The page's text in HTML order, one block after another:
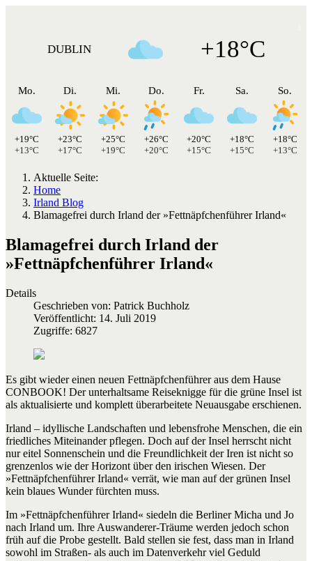
DUBLIN +18°C
Mo.
+19°C
+13°C
Di.
+23°C
+17°C
Mi.
+25°C
+19°C
Do.
+26°C
+20°C
Fr.
+20°C
+15°C
Sa.
+18°C
+15°C
So.
+18°C
+13°C
Aktuelle Seite:
Home
Irland Blog
Blamagefrei durch Irland der »Fettnäpfchenführer Irland«
Blamagefrei durch Irland der
»Fettnäpfchenführer Irland«
Details
Geschrieben von: Patrick Buchholz
Veröffentlicht: 14. Juli 2019
Zugriffe: 6827
Es gibt wieder einen neuen Fettnäpfchenführer aus dem Hause
CONBOOK! Der unterhaltsame Reiseknigge für die grüne Insel ist
als aktualisierte und komplett überarbeitete Neuausgabe erschienen.
Irland – idyllische Landschaften und lebensfrohe Menschen, die ein
friedliches Miteinander pflegen. Doch auf der Insel herrscht nicht
nur eitel Sonnenschein und die Freundlichkeit der Iren ist nicht so
grenzenlos wie der Horizont über den irischen Wiesen. Der
»Fettnäpfchenführer Irland« verrät, wie man auf der grünen Insel
kein blaues Wunder fürchten muss.
Im »Fettnäpfchenführer Irland« siedeln die Berliner Micha und Jo
nach Irland um. Ihre Auswanderer-Träume werden jedoch schon
früh auf die Probe gestellt. Bald stellen sie fest, dass man in Irland
sowohl im Straßen- als auch im Datenverkehr viel Geduld